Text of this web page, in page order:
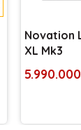
Novation
XL Mk3